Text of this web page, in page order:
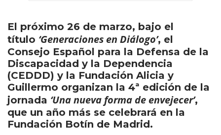
El próximo 26 de marzo, bajo el
título ‘Generaciones en Diálogo’, el
Consejo Español para la Defensa de la
Discapacidad y la Dependencia
(CEDDD) y la Fundación Alicia y
Guillermo organizan la 4ª edición de la
jornada ‘Una nueva forma de envejecer’,
que un año más se celebrará en la
Fundación Botín de Madrid.